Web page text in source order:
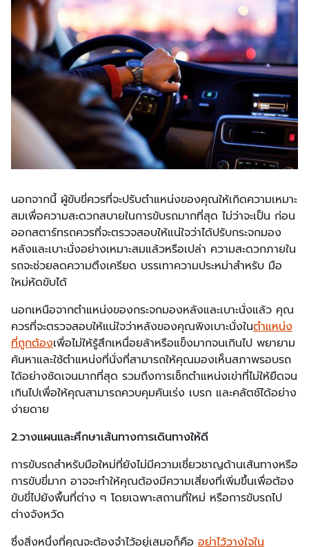
นอกจากนี้ ผู้ขับขี่ควรที่จะปรับตำแหน่งของคุณให้เกิดความเหมาะ
สมเพื่อความสะดวกสบายในการขับรถมากที่สุด ไม่ว่าจะเป็น ก่อน
ออกสตาร์ทรถควรที่จะตรวจสอบให้แน่ใจว่าได้ปรับกระจกมอง
หลังและเบาะนั่งอย่างเหมาะสมแล้วหรือเปล่า ความสะดวกภายใน
รถจะช่วยลดความตึงเครียด บรรเทาความประหม่าสำหรับ มือ
ใหม่หัดขับได้
นอกเหนือจากตำแหน่งของกระจกมองหลังและเบาะนั่งแล้ว คุณ
ควรที่จะตรวจสอบให้แน่ใจว่าหลังของคุณพิงเบาะนั่งในตำแหน่ง
ที่ถูกต้องเพื่อไม่ให้รู้สึกเหนื่อยล้าหรือแข็งมากจนเกินไป พยายาม
ค้นหาและใช้ตำแหน่งที่นั่งที่สามารถให้คุณมองเห็นสภาพรอบรถ
ได้อย่างชัดเจนมากที่สุด รวมถึงการเช็กตำแหน่งเข่าที่ไม่ให้ยืดจน
เกินไปเพื่อให้คุณสามารถควบคุมคันเร่ง เบรก และคลัตช์ได้อย่าง
ง่ายดาย
2.วางแผนและศึกษาเส้นทางการเดินทางให้ดี
การขับรถสำหรับมือใหม่ที่ยังไม่มีความเชี่ยวชาญด้านเส้นทางหรือ
การขับขี่มาก อาจจะทำให้คุณต้องมีความเสี่ยงที่เพิ่มขึ้นเพื่อต้อง
ขับขี่ไปยังพื้นที่ต่าง ๆ โดยเฉพาะสถานที่ใหม่ หรือการขับรถไป
ต่างจังหวัด
ซึ่งสิ่งหนึ่งที่คุณจะต้องจำไว้อยู่เสมอก็คือ อย่าไว้วางใจใน